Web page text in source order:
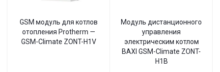
GSM модуль для котлов
отопления Protherm —
GSM-Climate ZONT-H1V
Модуль дистанционного
управления
электрическим котлом
BAXI GSM-Climate ZONT-
H1B